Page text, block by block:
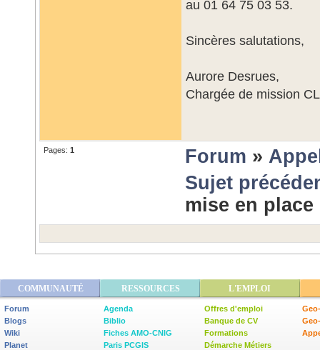
au 01 64 75 03 53.
Sincères salutations,
Aurore Desrues,
Chargée de mission
Pages: 1 Forum »
Sujet
mise en
COMMUNAUTÉ RESSOURCES L'EMPLOI
Forum
Blogs
Wiki
Planet
Agenda
Biblio
Fiches AMO-CNIG
Paris PCGIS
Offres d'emploi
Banque de CV
Formations
Démarche Métiers